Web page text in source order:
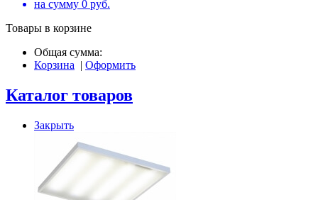
на сумму 0 руб.
Товары в корзине
Общая сумма:
Корзина | Оформить
Каталог товаров
Закрыть